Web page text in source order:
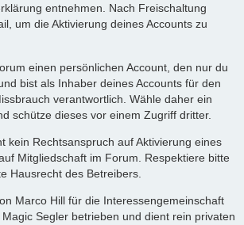
entnehmen. Nach Freischaltung
um die Aktivierung deines Accounts zu
einen persönlichen Account, den nur du
bist als Inhaber deines Accounts für den
verantwortlich. Wähle daher ein
schütze dieses vor einem Zugriff dritter.
kein Rechtsanspruch auf Aktivierung eines
Mitgliedschaft im Forum. Respektiere bitte
Hausrecht des Betreibers.
Marco Hill für die Interessengemeinschaft
Segler betrieben und dient rein privaten